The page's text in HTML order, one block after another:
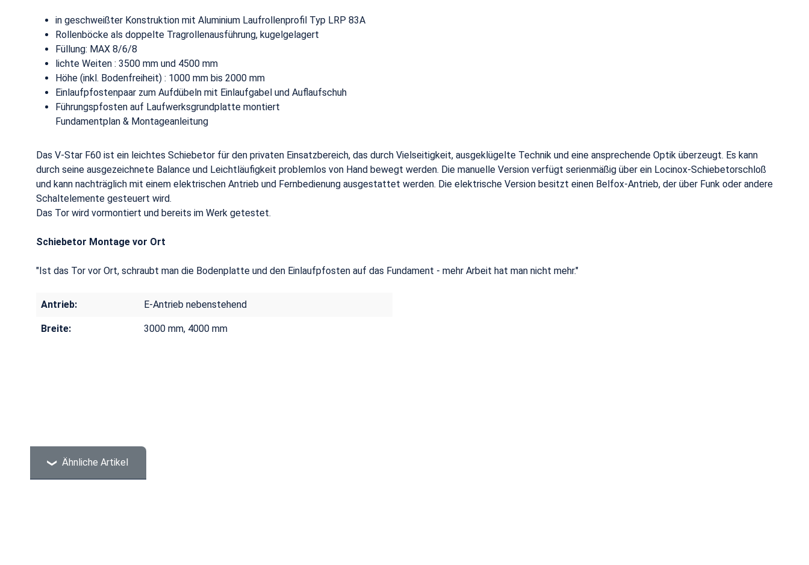
in geschweißter Konstruktion mit Aluminium Laufrollenprofil Typ LRP 83A
Rollenböcke als doppelte Tragrollenausführung, kugelgelagert
Füllung: MAX 8/6/8
lichte Weiten : 3500 mm und 4500 mm
Höhe (inkl. Bodenfreiheit) : 1000 mm bis 2000 mm
Einlaufpfostenpaar zum Aufdübeln mit Einlaufgabel und Auflaufschuh
Führungspfosten auf Laufwerksgrundplatte montiert
Fundamentplan & Montageanleitung
Das V-Star F60 ist ein leichtes Schiebetor für den privaten Einsatzbereich, das durch Vielseitigkeit, ausgeklügelte Technik und eine ansprechende Optik überzeugt. Es kann
durch seine ausgezeichnete Balance und Leichtläufigkeit problemlos von Hand bewegt werden. Die manuelle Version verfügt serienmäßig über ein Locinox-Schiebetorschloß
und kann nachträglich mit einem elektrischen Antrieb und Fernbedienung ausgestattet werden. Die elektrische Version besitzt einen Belfox-Antrieb, der über Funk oder andere
Schaltelemente gesteuert wird.
Das Tor wird vormontiert und bereits im Werk getestet.
Schiebetor Montage vor Ort
"Ist das Tor vor Ort, schraubt man die Bodenplatte und den Einlaufpfosten auf das Fundament - mehr Arbeit hat man nicht mehr."
Antrieb: E-Antrieb nebenstehend
Breite: 3000 mm, 4000 mm
Ähnliche Artikel